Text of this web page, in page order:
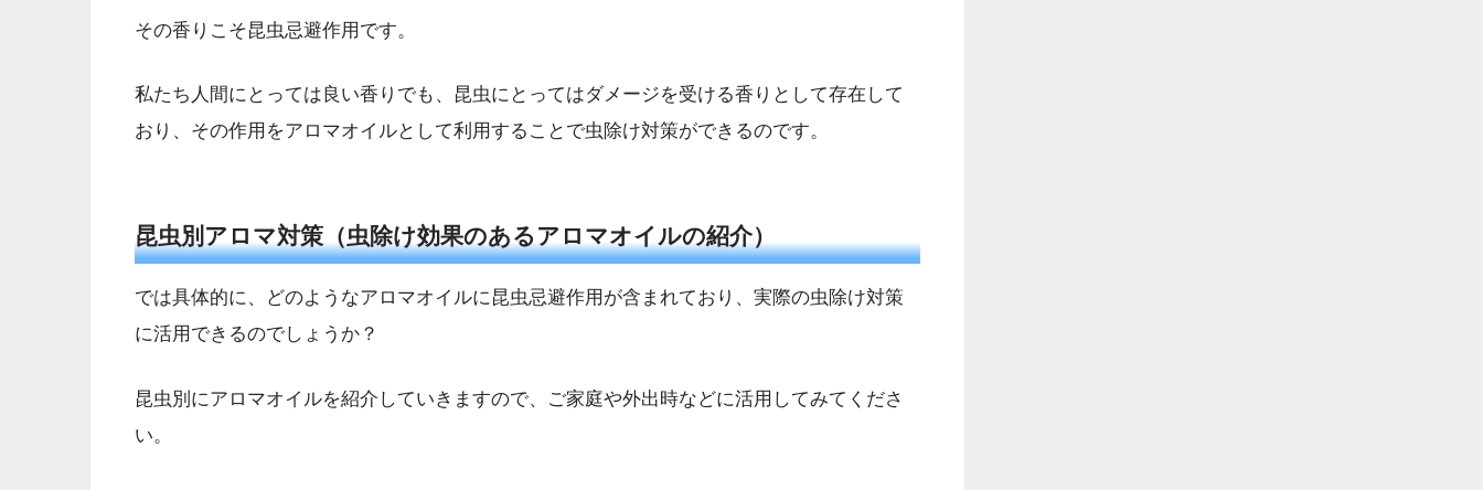
その香りこそ昆虫忌避作用です。
私たち人間にとっては良い香りでも、昆虫にとってはダメージを受ける香りとして存在して
おり、その作用をアロマオイルとして利用することで虫除け対策ができるのです。
昆虫別アロマ対策（虫除け効果のあるアロマオイルの紹介）
では具体的に、どのようなアロマオイルに昆虫忌避作用が含まれており、実際の虫除け対策
に活用できるのでしょうか？
昆虫別にアロマオイルを紹介していきますので、ご家庭や外出時などに活用してみてくださ
い。